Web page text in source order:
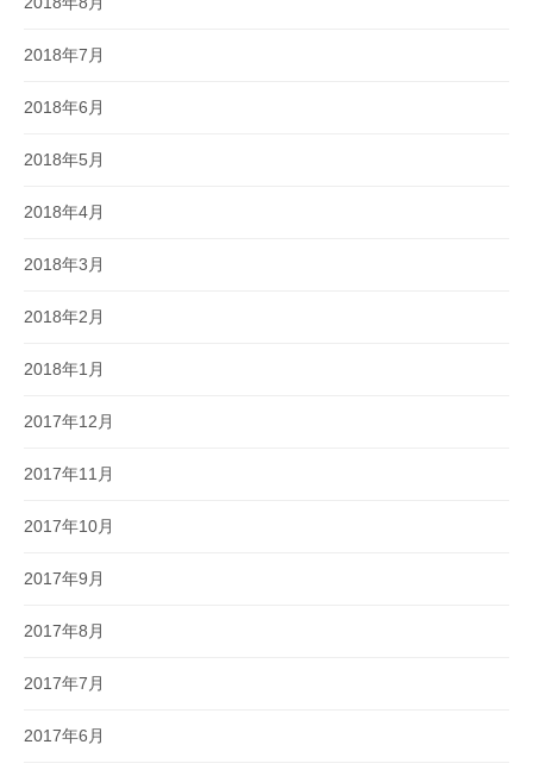
2018年7月
2018年6月
2018年5月
2018年4月
2018年3月
2018年2月
2018年1月
2017年12月
2017年11月
2017年10月
2017年9月
2017年8月
2017年7月
2017年6月